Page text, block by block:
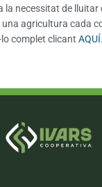
la necessitat de lluitar
agricultura cada
complet clicant AQUÍ.